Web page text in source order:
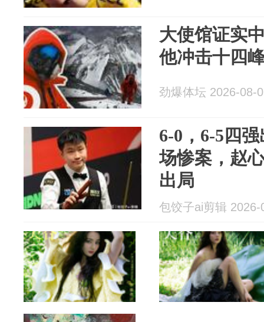
大使馆证实
他冲击十四
劲爆体坛 2026-08-
6-0，6-5四
场惨案，赵
出局
包饺子ai剪辑 2026-